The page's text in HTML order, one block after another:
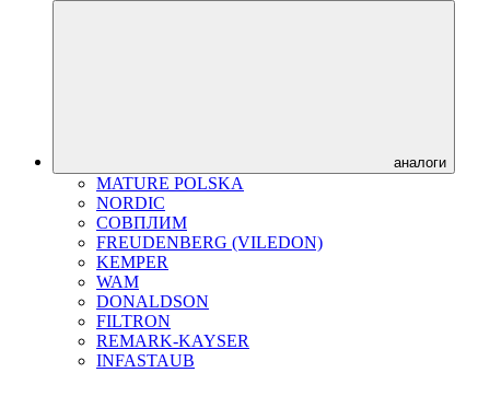
аналоги
MATURE POLSKA
NORDIC
СОВПЛИМ
FREUDENBERG (VILEDON)
KEMPER
WAM
DONALDSON
FILTRON
REMARK-KAYSER
INFASTAUB